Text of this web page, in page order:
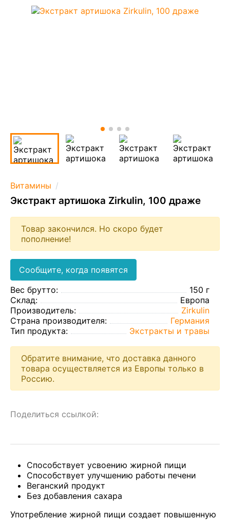
Витамины
Экстракт артишока Zirkulin, 100 драже
Товар закончился. Но скоро будет
пополнение!
Сообщите, когда появятся
Вес брутто:
150 г
Склад:
Европа
Производитель:
Zirkulin
Страна производителя:
Германия
Тип продукта:
Экстракты и травы
Обратите внимание, что доставка данного
товара осуществляется из Европы только в
Россию.
Поделиться ссылкой:
Способствует усвоению жирной пищи
Способствует улучшению работы печени
Веганский продукт
Без добавления сахара
Употребление жирной пищи создает повышенную